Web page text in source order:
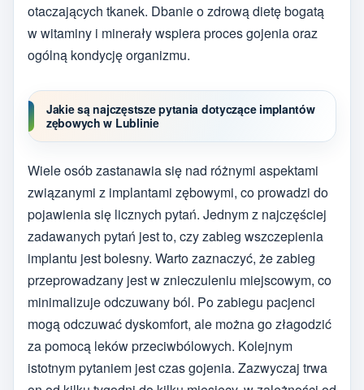
otaczających tkanek. Dbanie o zdrową dietę bogatą
w witaminy i minerały wspiera proces gojenia oraz
ogólną kondycję organizmu.
Jakie są najczęstsze pytania dotyczące implantów
zębowych w Lublinie
Wiele osób zastanawia się nad różnymi aspektami
związanymi z implantami zębowymi, co prowadzi do
pojawienia się licznych pytań. Jednym z najczęściej
zadawanych pytań jest to, czy zabieg wszczepienia
implantu jest bolesny. Warto zaznaczyć, że zabieg
przeprowadzany jest w znieczuleniu miejscowym, co
minimalizuje odczuwany ból. Po zabiegu pacjenci
mogą odczuwać dyskomfort, ale można go złagodzić
za pomocą leków przeciwbólowych. Kolejnym
istotnym pytaniem jest czas gojenia. Zazwyczaj trwa